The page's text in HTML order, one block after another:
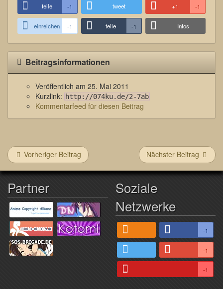
teile -1 tweet +1 -1
einreichen -1 teile -1 Infos
Beitragsinformationen
Veröffentlich am 25. Mai 2011
Kurzlink: http://074ku.de/2-7ab
Kommentarfeed für diesen Beitrag
Vorheriger Beitrag Nächster Beitrag
Partner
Soziale
Netzwerke
-1
-1
-1